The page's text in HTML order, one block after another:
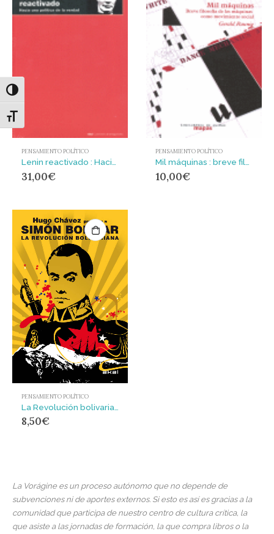
Alternar alto contraste
Alternar tamaño de letra
PENSAMIENTO POLÍTICO
31,00€
PENSAMIENTO POLÍTICO
10,00€
PENSAMIENTO POLÍTICO
8,50€
La Vorágine es un proceso autónomo que no depende de
subvenciones ni de aportes externos. Si esto es así es gracias a la
comunidad que participa de nuestro centro de cultura crítica, la
que asiste a las jornadas de formación, la que compra libros o la